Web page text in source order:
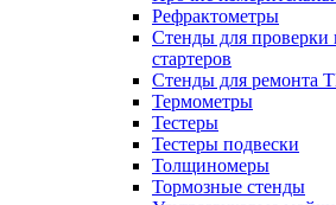
Рефрактометры
Стенды для проверки
стартеров
Стенды для ремонта
Термометры
Тестеры
Тестеры подвески
Толщиномеры
Тормозные стенды